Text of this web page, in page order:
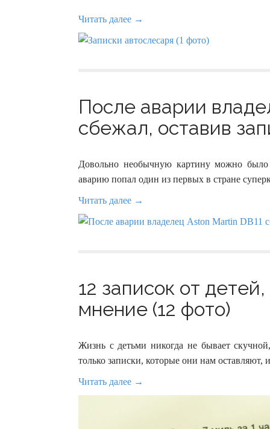
Читать далее →
После аварии
сбежал, оставив
Довольно необычную картину можно было
аварию попал один из первых в стране
Читать далее →
12 записок от
мнение (12 фото)
Жизнь с детьми никогда не бывает
только записки, которые они нам оставляют,
Читать далее →